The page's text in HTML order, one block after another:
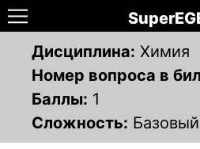
Дисциплина: Химия
Номер вопроса в
Баллы: 1
Сложность: Базовый